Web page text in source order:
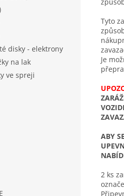
disky - elektrony
na lak
ve spreji
Tyto
Je
ABY
2 ks